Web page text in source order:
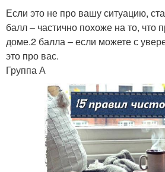
Если это не про вашу ситуацию,
балл – частично похоже на то, что
доме.2 балла – если можете с
это про вас.
Группа А